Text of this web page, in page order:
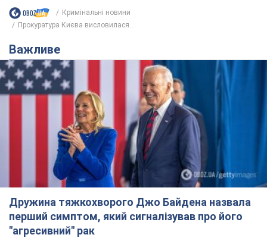
Кримінальні новини
Прокуратура Києва висловилася...
Важливе
Дружина тяжкохворого Джо Байдена назвала
перший симптом, який сигналізував про його
"агресивний" рак